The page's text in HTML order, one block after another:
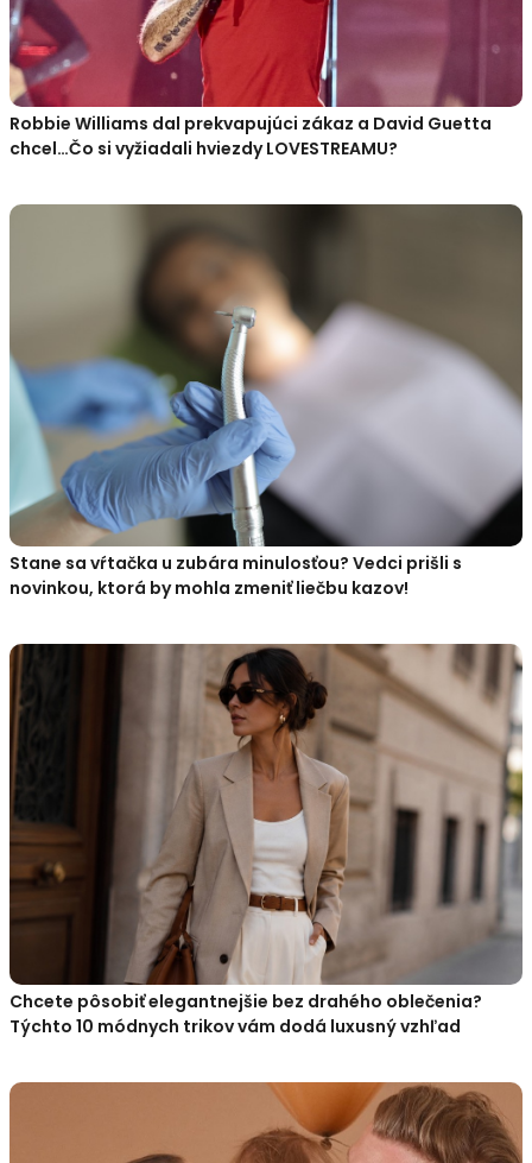
Robbie Williams dal prekvapujúci zákaz a David Guetta
chcel…Čo si vyžiadali hviezdy LOVESTREAMU?
Stane sa vŕtačka u zubára minulosťou? Vedci prišli s
novinkou, ktorá by mohla zmeniť liečbu kazov!
Chcete pôsobiť elegantnejšie bez drahého oblečenia?
Týchto 10 módnych trikov vám dodá luxusný vzhľad